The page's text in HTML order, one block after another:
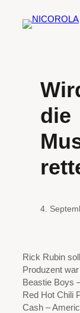
Inhalt
die
4.
Rick Rubin
Produzent
Beastie Boys
Red Hot Chili
Cash –